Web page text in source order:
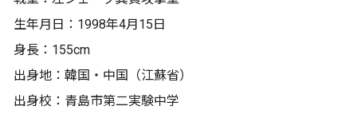
生年月日：1998年4月15日
身長：155cm
出身地：韓国・中国（江蘇省）
出身校：青島市第二実験中学